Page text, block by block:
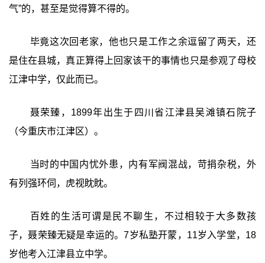
气”的，甚至是觉得算不得的。
毕竟这次回老家，他也只是工作之余逗留了两天，还
是住在县城，真正算得上回家该干的事情也只是参观了母校
江津中学，仅此而已。
聂荣臻，1899年出生于四川省江津县吴滩镇石院子
（今重庆市江津区）。
当时的中国内忧外患，内有军阀混战，苛捐杂税，外
有列强环伺，虎视眈眈。
百姓的生活可谓是民不聊生，不过相较于大多数孩
子，聂荣臻无疑是幸运的。7岁私塾开蒙，11岁入学堂，18
岁他考入江津县立中学。